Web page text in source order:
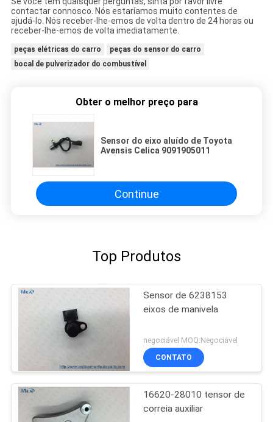
contactar connosco. Nós estaríamos muito contentes de
ajudá-lo. Nós receber-lhe-emos de volta dentro de 24 horas ou
receber-lhe-emos de volta imediatamente.
peças elétricas do carro
peças do sensor do carro
bocal de pulverizador do combustível
Obter o melhor preço para
Sensor do eixo aluído de Toyota
Avensis Celica 9091905011
Continue
Top Produtos
Sensor de 6238153
eixos de manivela
negociável MOQ:Negociável
CONTATO
16620-28010 tensor de
correia auxiliar